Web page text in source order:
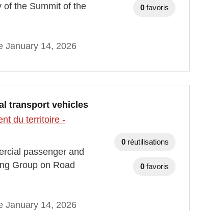
of the Summit of the
January 14, 2026
0 favoris
transport vehicles
du territoire -
passenger and
Group on Road
January 14, 2026
0 réutilisations
0 favoris